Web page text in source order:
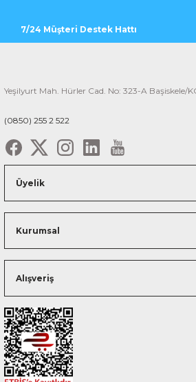
7/24 Müşteri Destek Hattı
Yeşilyurt Mah. Hürler Cad. No: 323-A Başiskele/
(0850) 255 2 522
Üyelik
Kurumsal
Alışveriş